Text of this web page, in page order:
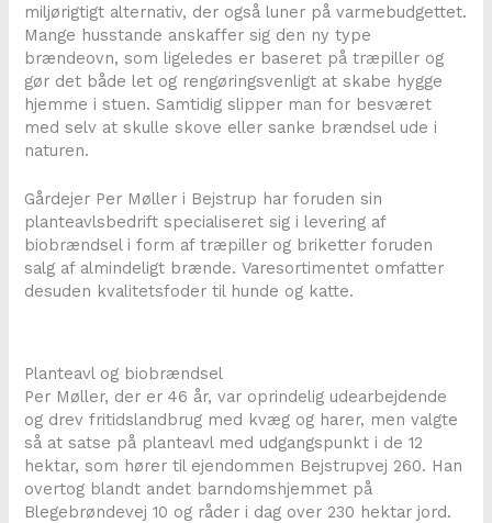
miljørigtigt alternativ, der også luner på varmebudgettet.
Mange husstande anskaffer sig den ny type
brændeovn, som ligeledes er baseret på træpiller og
gør det både let og rengøringsvenligt at skabe hygge
hjemme i stuen. Samtidig slipper man for besværet
med selv at skulle skove eller sanke brændsel ude i
naturen.
Gårdejer Per Møller i Bejstrup har foruden sin
planteavlsbedrift specialiseret sig i levering af
biobrændsel i form af træpiller og briketter foruden
salg af almindeligt brænde. Varesortimentet omfatter
desuden kvalitetsfoder til hunde og katte.
Planteavl og biobrændsel
Per Møller, der er 46 år, var oprindelig udearbejdende
og drev fritidslandbrug med kvæg og harer, men valgte
så at satse på planteavl med udgangspunkt i de 12
hektar, som hører til ejendommen Bejstrupvej 260. Han
overtog blandt andet barndomshjemmet på
Blegebrøndevej 10 og råder i dag over 230 hektar jord.